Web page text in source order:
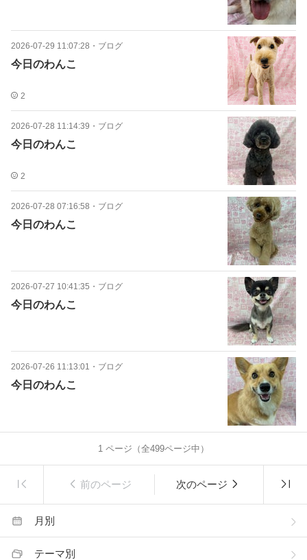
2026-07-29 11:07:28 ・ ブログ
今日のわんこ
2
2026-07-28 11:14:39 ・ ブログ
今日のわんこ
2
2026-07-28 07:16:58 ・ ブログ
今日のわんこ
2026-07-27 10:41:35 ・ ブログ
今日のわんこ
2026-07-26 11:13:01 ・ ブログ
今日のわんこ
1 ページ（全499ページ中）
前のページ 次のページ
月別
テーマ別